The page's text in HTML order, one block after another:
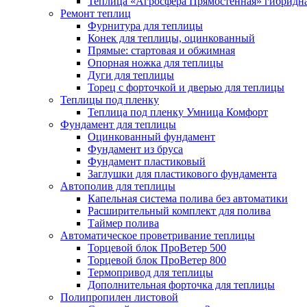
Ремонт теплиц
Фурнитура для теплицы
Конек для теплицы, оцинкованный
Прямые: стартовая и обжимная
Опорная ножка для теплицы
Дуги для теплицы
Торец с форточкой и дверью для теплицы
Теплицы под пленку
Теплица под пленку Умница Комфорт
Фундамент для теплицы
Оцинкованный фундамент
Фундамент из бруса
Фундамент пластиковый
Заглушки для пластикового фундамента
Автополив для теплицы
Капельная система полива без автоматики
Расширительный комплект для полива
Таймер полива
Автоматическое проветривание теплицы
Торцевой блок ПроВетер 500
Торцевой блок ПроВетер 800
Термопривод для теплицы
Дополнительная форточка для теплицы
Полипропилен листовой